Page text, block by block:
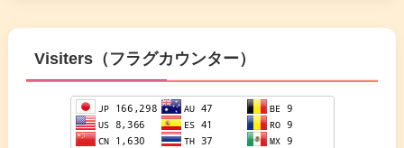
Visiters（フラグカウンター）